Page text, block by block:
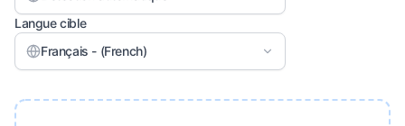
Langue cible
Français - (French)